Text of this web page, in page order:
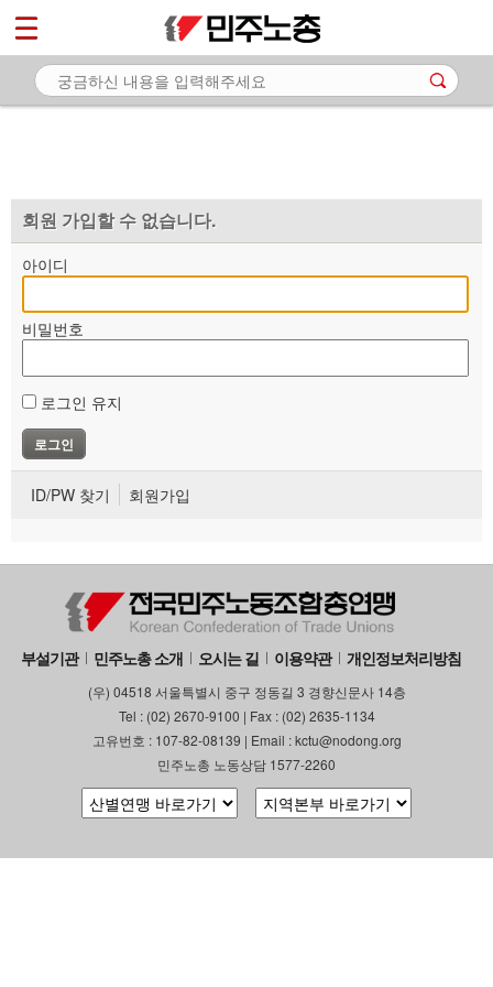
회원 가입할 수 없습니다.
아이디
비밀번호
로그인 유지
ID/PW 찾기 회원가입
부설기관 민주노총 소개 오시는 길 이용약관 개인정보처리방침
(우) 04518 서울특별시 중구 정동길 3 경향신문사 14층
Tel : (02) 2670-9100 | Fax : (02) 2635-1134
고유번호 : 107-82-08139 | Email : kctu@nodong.org
민주노총 노동상담 1577-2260
마이페이지
소개
자료
부설기관